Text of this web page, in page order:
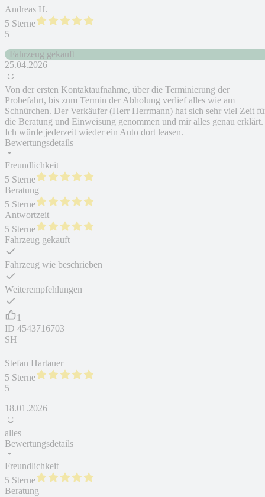
Andreas H.
5 Sterne
5
Fahrzeug gekauft
25.04.2026
Von der ersten Kontaktaufnahme, über die Terminierung der
Probefahrt, bis zum Termin der Abholung verlief alles wie am
Schnürchen. Der Verkäufer (Herr Herrmann) hat sich sehr viel Zeit
die Beratung und Einweisung genommen und mir alles genau erklärt.
Ich würde jederzeit wieder ein Auto dort leasen.
Bewertungsdetails
Freundlichkeit
5 Sterne
Beratung
5 Sterne
Antwortzeit
5 Sterne
Fahrzeug gekauft
Fahrzeug wie beschrieben
Weiterempfehlungen
1
ID 4543716703
SH
Stefan Hartauer
5 Sterne
5
18.01.2026
alles
Bewertungsdetails
Freundlichkeit
5 Sterne
Beratung